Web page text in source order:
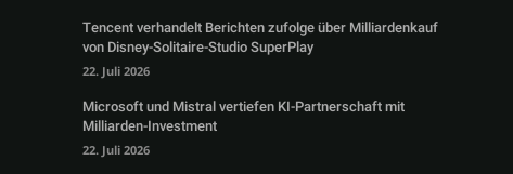
Tencent verhandelt Berichten zufolge über Milliardenkauf
von Disney-Solitaire-Studio SuperPlay
22. Juli 2026
Microsoft und Mistral vertiefen KI-Partnerschaft mit
Milliarden-Investment
22. Juli 2026